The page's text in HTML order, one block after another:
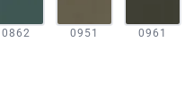
0862 0951 0961